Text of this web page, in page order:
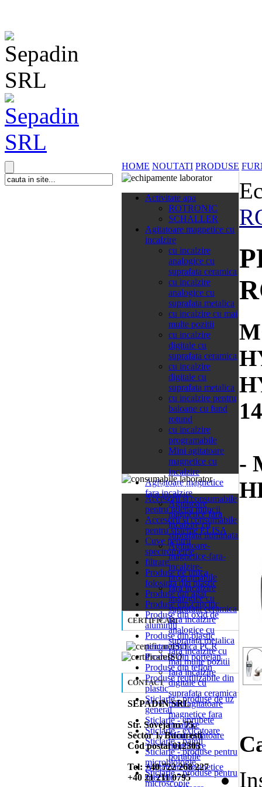
HOME NOUTATI PRODUSE
Activitate apa
ROTRONIC
SCHALLER
Agitatoare magnetice cu
incalzire
cu incalzire
analogice cu
suprafata ceramica
cu incalzire
analogice cu
suprafata metalica
cu incalzire cu mai
multe pozitii
cu incalzire
digitale cu
suprafata ceramica
cu incalzire
digitale cu
suprafata metalica
cu incalzire pentru
baloane cu fund
rotund
cu incalzire
programabile
Mini agitatoare
magnetice cu
incalzire
Agitatoare magnetice
fara incalzire
Agitatoare
magnetice fara
incalzire cu
suprafata iluminata
Agitatoare-
magnetice-fara-
incalzire-
programabile
fara incalzire
analogice cu
suprafata ceramica
fara incalzire
analogice cu
suprafata metalica
fara incalzire cu
mai multe pozitii
fara incalzire
digitale cu
suprafata ceramica
mini agitatoare
magnetice fara
incalzire
Mini agitatoare
magnetice
portabile
Agitatoare magnetice
speciale
26 categorii
Accesorii si consumabile
pentru igiena muncii
Accesorii si consumabile
pentru sisteme ELISA
Cuve pentru
spectrometrie
filtrare
Produse de unica
folosinta din plastic
Produse din agat
Produse din cauciuc
Produse din oxid de
aluminiu
Produse din plastic
pentru tehnica PCR
Produse din portelan
Produse din teflon
Produse reutilizabile din
plastic
Sticlarie - produse de uz
general
Sticlarie - eprubete
Sticlarie - exicatoare
Sticlarie - palnii
Sticlarie - produse pentru
microbiologie
Sticlarie - produse pentru
microscopie
CERTIFICARI
CONTACT
SEPADIN SRL
Str. Soveja nr 75,
Sector 1, Bucuresti
Cod postal 012303
Tel: +40 722 268 227
+40 21 211 0795
14
-